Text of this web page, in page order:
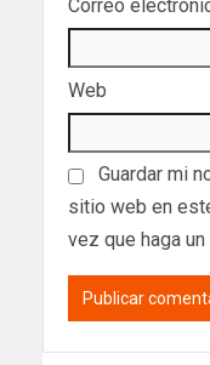
Correo
Web
Guardar mi
sitio web en
vez que haga